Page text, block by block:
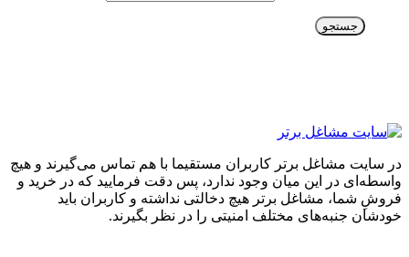
جستجو
در سایت مشاغل برتر کاربران مستقیما با هم تماس می‌گیرند و هیچ
واسطه‌ای در این میان وجود ندارد، پس دقت فرمایید که در خرید و
فروشِ شما، مشاغل برتر هیچ دخالتی نداشته و کاربران باید
خودشان جنبه‌های مختلف امنیتی را در نظر بگیرند.